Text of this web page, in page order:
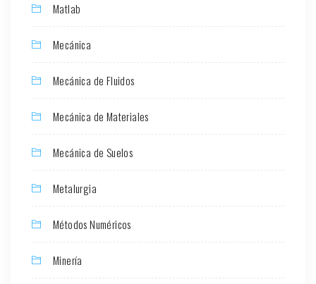
Matlab
Mecánica
Mecánica de Fluidos
Mecánica de Materiales
Mecánica de Suelos
Metalurgia
Métodos Numéricos
Minería